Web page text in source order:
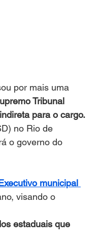
por mais uma
Tribunal
para o cargo.
no Rio de
o governo do
municipal
visando o
estaduais que